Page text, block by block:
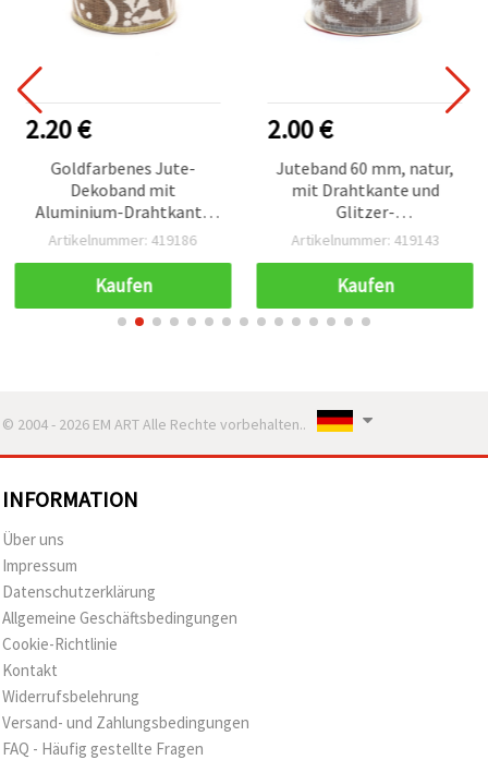
2.20 €
Goldfarbenes Jute-
Dekoband mit
Aluminium-Drahtkante
und weißem
x 2,7 m
Artikelnummer: 419186
Kaufen
2.00 €
Juteband 60 mm, natur,
mit Drahtkante und
Glitzer-
Weihnachtsbaum-Muster,
Artikelnummer: 419143
Kaufen
© 2004 - 2026 EM ART Alle Rechte vorbehalten..
INFORMATION
Über uns
Impressum
Datenschutzerklärung
Allgemeine Geschäftsbedingungen
Cookie-Richtlinie
Kontakt
Widerrufsbelehrung
Versand- und Zahlungsbedingungen
FAQ - Häufig gestellte Fragen